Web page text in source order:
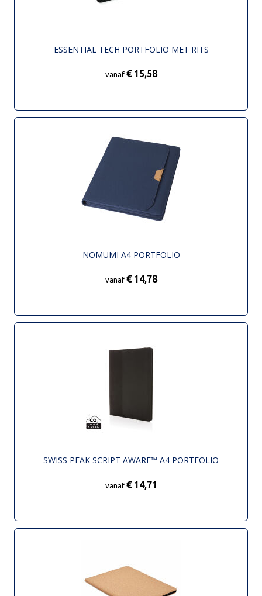
ESSENTIAL TECH PORTFOLIO MET RITS
vanaf € 15,58
NOMUMI A4 PORTFOLIO
vanaf € 14,78
SWISS PEAK SCRIPT AWARE™ A4 PORTFOLIO
vanaf € 14,71